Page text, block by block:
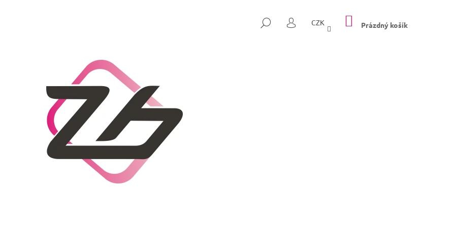
HLEDAT
PŘIHLÁŠENÍ
CZK NÁKUPNÍ
KOŠÍK
Prázdný košík
HLEDAT
DOPORUČUJEME